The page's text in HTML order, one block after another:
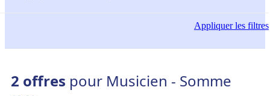
Appliquerles filtres
2 offres pour Musicien - Somme